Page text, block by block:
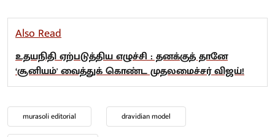
Also Read
உதயநிதி ஏற்படுத்திய எழுச்சி : தனக்குத் தானே
‘சூனியம்' வைத்துக் கொண்ட முதலமைச்சர் விஜய்!
murasoli editorial dravidian model